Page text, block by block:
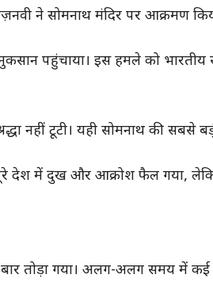
ने सोमनाथ मंदिर पर आक्रमण
पहुंचाया। इस हमले को
नहीं टूटी। यही सोमनाथ की सबसे
देश में दुख और आक्रोश फैल गया,
तोड़ा गया। अलग-अलग समय में